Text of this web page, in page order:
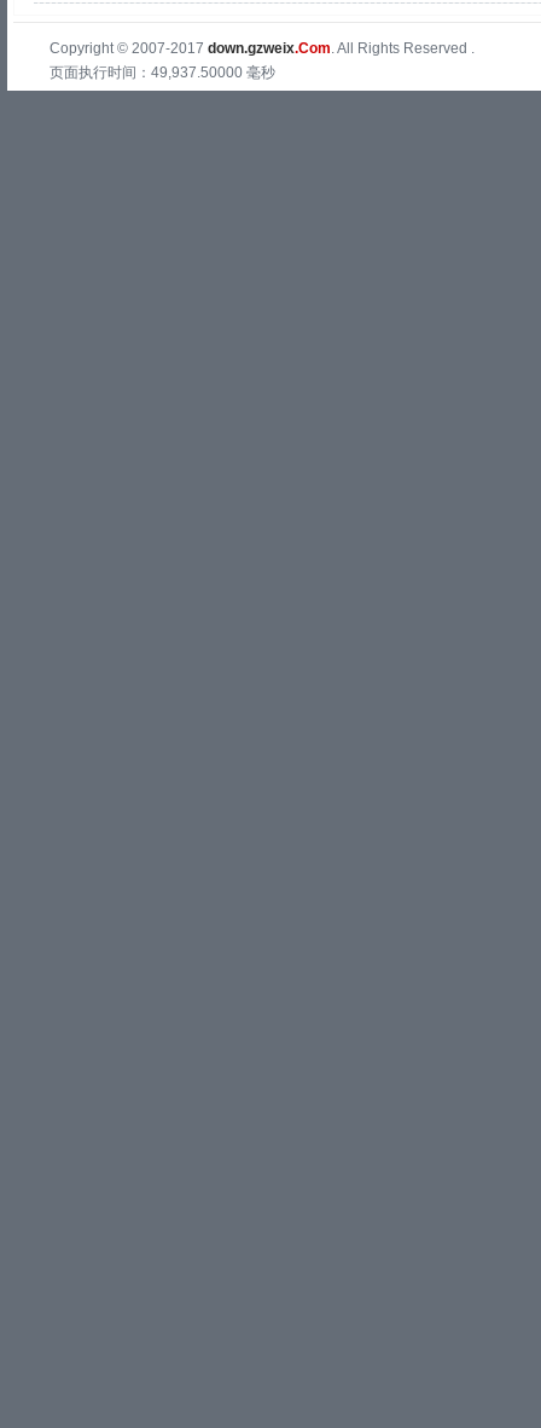
Copyright © 2007-2017 down.gzweix.Com. All Rights Reserved .
页面执行时间：49,937.50000 毫秒